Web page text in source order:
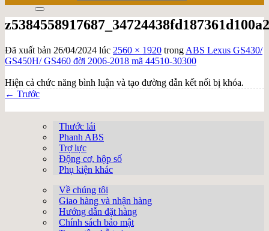
Đã xuất bản 26/04/2024 lúc 2560 × 1920 trong ABS Lexus GS430/
GS450H/ GS460 đời 2006-2018 mã 44510-30300
Hiện cả chức năng bình luận và tạo đường dẫn kết nối bị khóa.
← Trước
Thước lái
Phanh ABS
Trợ lực
Động cơ, hộp số
Phụ kiện khác
Về chúng tôi
Giao hàng và nhận hàng
Hướng dẫn đặt hàng
Chính sách bảo mật